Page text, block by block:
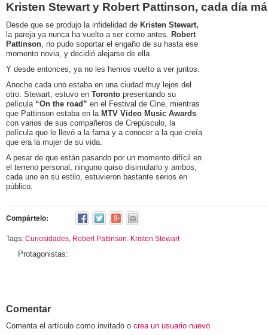
Actualidad
Conciertos
Curiosidades
Galería
Juegos on-line
Películas
Series
One Direction
Selena Gomez
Miley Cyrus
Robert Pattinson
Kristen Stewart
Joe Jonas
Calculadora del amorTests de
Kristen Stewart y Robert Pattinson, cada día
Desde que se produjo la infidelidad de Kristen Stewart,
la pareja ya nunca ha vuelto a ser como antes. Robert
Pattinson, no pudo soportar el engaño de su hasta ese
momento novia, y decidió alejarse de ella.
Y desde entonces, ya no les hemos vuelto a ver juntos.
Anoche cada uno estaba en una ciudad muy lejos del
otro. Stewart, estuvo en Toronto presentando su
película “On the road” en el Festival de Cine, mientras
que Pattinson estaba en la MTV Video Music Awards
con varios de sus compañeros de Crepúsculo, la
película que le llevó a la fama y a conocer a la que creía
que era la mujer de su vida.
A pesar de que están pasando por un momento difícil en
el terreno personal, ninguno quiso disimularlo y ambos,
cada uno en su estilo, estuvieron bastante serios en
público.
Compártelo:
Tags: Curiosidades, Robert Pattinson. Kristen Stewart
Protagonistas:
Comentar
Comenta el artículo como invitado o crea un usuario nuevo